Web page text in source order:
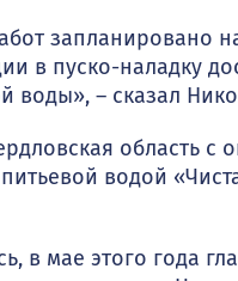
запланировано
в пуско-наладку
воды», – сказал
область
водой
в мае этого года